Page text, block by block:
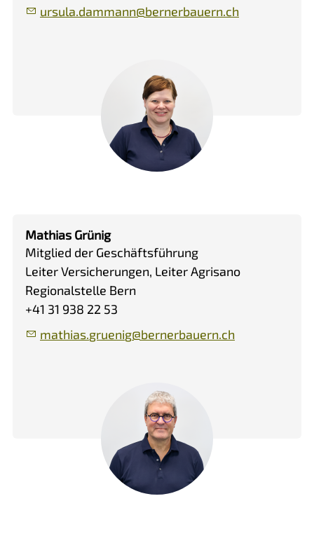
rs l d mm nn b rn rb rn ch
Mathias Grünig
Mitglied der Geschäftsführung
Leiter Versicherungen, Leiter Agrisano
Regionalstelle Bern
+41 31 938 22 53
m th s gr n g b rn rb rn ch